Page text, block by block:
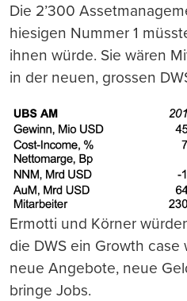
Die 2’300
hiesigen Nummer 1
ihnen würde. Sie wären
in der neuen, grossen
Ermotti und Körner
die DWS ein Growth
neue Angebote, neue
bringe Jobs.